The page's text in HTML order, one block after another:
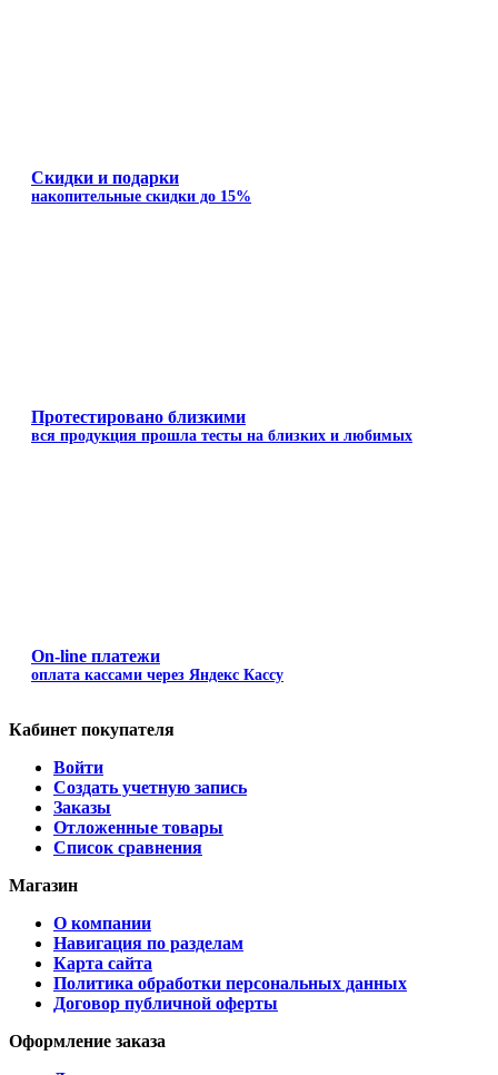
Скидки и подарки
накопительные скидки до 15%
Протестировано близкими
вся продукция прошла тесты на близких и любимых
On-line платежи
оплата кассами через Яндекс Кассу
Кабинет покупателя
Войти
Создать учетную запись
Заказы
Отложенные товары
Список сравнения
Магазин
О компании
Навигация по разделам
Карта сайта
Политика обработки персональных данных
Договор публичной оферты
Оформление заказа